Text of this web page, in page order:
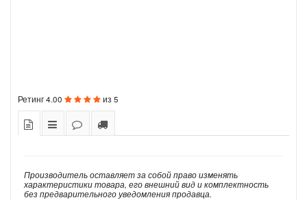
Ретинг4.00 из 5
Производитель оставляет за собой право изменять
характеристики товара, его внешний вид и комплектность
без предварительного уведомления продавца.